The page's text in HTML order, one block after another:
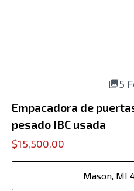
5
Empacadora de
pesado IBC usada
$15,500.00
Mason, MI